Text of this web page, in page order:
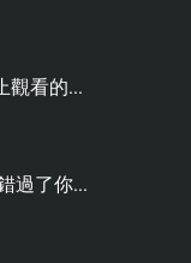
觀看的...
過了你...